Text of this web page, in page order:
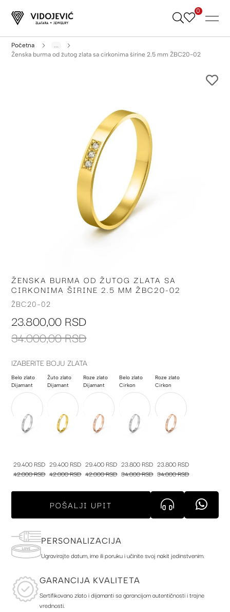
Skip
0
Početna
...
Ženska burma od žutog zlata sa cirkonima širine 2.5 mm ŽBC20-02
Skip
to
the
of
images
ŽENSKA BURMA OD ŽUTOG ZLATA SA
CIRKONIMA ŠIRINE 2.5 MM ŽBC20-02
ŽBC20-02
23.800,00 RSD
34.000,00 RSD
IZABERITE BOJU ZLATA
Belo zlato
Dijamant
29.400 RSD
42.000 RSD
Žuto zlato
Dijamant
29.400 RSD
42.000 RSD
Roze zlato
Dijamant
29.400 RSD
42.000 RSD
Belo zlato
Cirkon
23.800 RSD
34.000 RSD
Roze zlato
Cirkon
23.800 RSD
34.000 RSD
POŠALJI UPIT
PERSONALIZACIJA
Ugravirajte datum, ime ili poruku i učinite svoj nakit jedinstvenim.
GARANCIJA KVALITETA
Sertifikovano zlato i dijamanti sa garancijom autentičnosti i trajne
vrednosti.